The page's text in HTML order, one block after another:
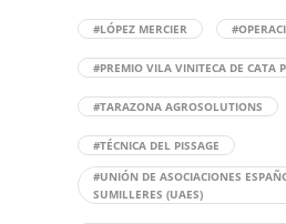
#LÓPEZ MERCIER
#PREMIO VILA VINITECA DE CATA
#TARAZONA AGROSOLUTIONS
#TÉCNICA DEL PISSAGE
#UNIÓN DE ASOCIACIONES
SUMILLERES (UAES)